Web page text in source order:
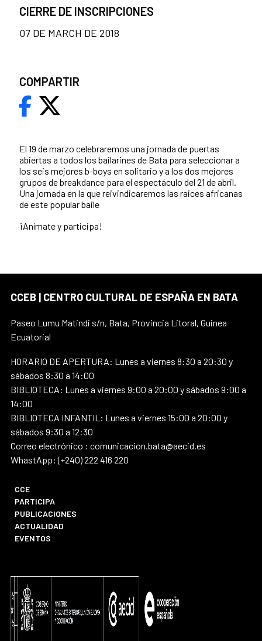
El 19 de marzo celebraremos una jornada de puertas
abiertas a todos los bailarines de Bata para seleccionar a
los seis mejores b-boys en solitario y a los dos mejores
grupos de breakdance para el espectáculo del 21 de abril.
Una jornada en la que reivindicaremos las raices africanas
de este popular baile
¡Anímate y participa!
CIERRE DE INSCRIPCIONES
07 DE MARCH DE 2018
COMPARTIR
CCEB | CENTRO CULTURAL DE ESPAÑA EN BATA
Paseo Lumu Matindi s/n, Bata, Provincia Litoral, Guinea
Ecuatorial
HORARIO DE APERTURA: Lunes a viernes 8:30 a 20:30 y
sábados 8:30 a 14:00
BIBLIOTECA: Lunes a viernes 9:00 a 20:00 y sábados 9:00 a
14:00
BIBLIOTECA INFANTIL: Lunes a viernes 15:00 a 20:00 y
sábados 9:30 a 12:30
Correo electrónico : comunicacion.bata@aecid.es
WhastApp: (+240) 222 416 220
CCE
PARTICIPA
PUBLICACIONES
ACTUALIDAD
EVENTOS